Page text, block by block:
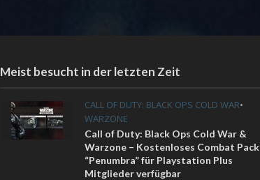
Meist besucht in der letzten Zeit
CALL OF DUTY: BLACK OPS COLD WAR•
WARZONE
Call of Duty: Black Ops Cold War &
Warzone – Kostenloses Combat Pack
“Penumbra” für Playstation Plus
Mitglieder verfügbar